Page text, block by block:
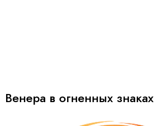
Венера в огненных знаках